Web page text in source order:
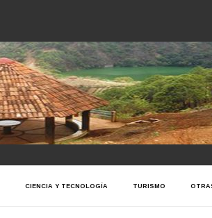
CIENCIA Y TECNOLOGÍA TURISMO